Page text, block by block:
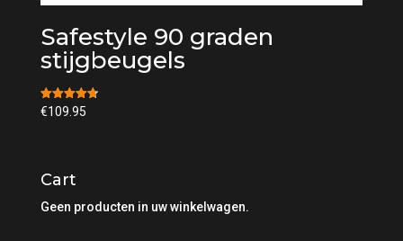
Safestyle 90 graden
stijgbeugels
Beoordeling
4.75
€109.95
Cart
Geen producten in uw winkelwagen.